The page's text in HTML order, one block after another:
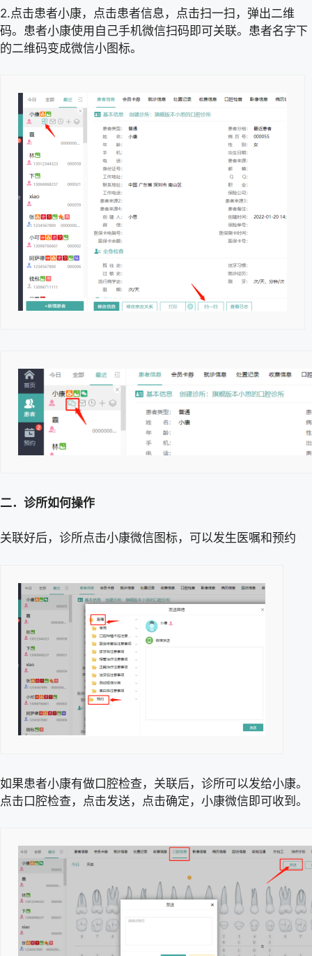
2.点击患者小康，点击患者信息，点击扫一扫，弹出二维
码。患者小康使用自己手机微信扫码即可关联。患者名字下
的二维码变成微信小图标。
二．诊所如何操作
关联好后，诊所点击小康微信图标，可以发生医嘱和预约
如果患者小康有做口腔检查，关联后，诊所可以发给小康。
点击口腔检查，点击发送，点击确定，小康微信即可收到。